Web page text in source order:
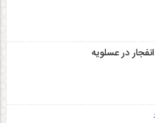
در عسلویه